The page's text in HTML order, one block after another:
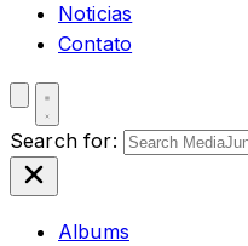
Noticias
Contato
Search for:
Albums